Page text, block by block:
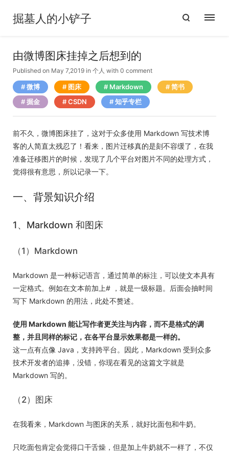
掘墓人的小铲子
由微博图床挂掉之后想到的
Published on May 7,2019 in 个人 with 0 comment
微博 图床 Markdown
简书
掘金
CSDN 知乎专栏
前不久，微博图床挂了，这对于众多使用 Markdown 写技术博
客的人简直太残忍了！看来，图片迁移真的是刻不容缓了，在我
准备迁移图片的时候，发现了几个平台对图片不同的处理方式，
觉得很有意思，所以记录一下。
一、背景知识介绍
1、Markdown 和图床
（1）Markdown
Markdown 是一种标记语言，通过简单的标注，可以使文本具有
一定格式。例如在文本前加上# ，就是一级标题。后面会抽时间
写下 Markdown 的用法，此处不赘述。
使用 Markdown 能让写作者更关注与内容，而不是格式的调
整，并且同样的标记，在各平台显示效果都是一样的。
这一点有点像 Java，支持跨平台。因此，Markdown 受到众多
技术开发者的追捧，没错，你现在看见的这篇文字就是
Markdown 写的。
（2）图床
在我看来，Markdown 与图床的关系，就好比面包和牛奶。
只吃面包肯定会觉得口干舌燥，但是加上牛奶就不一样了，不仅